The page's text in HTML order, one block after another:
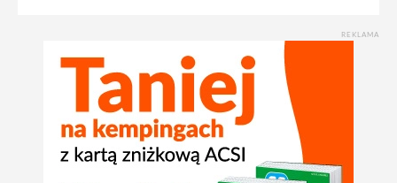
REKLAMA